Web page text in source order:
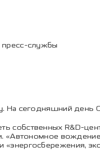
службы
На сегодняшний день
собственных R&D-